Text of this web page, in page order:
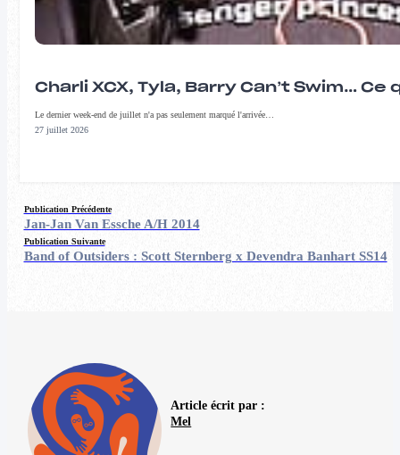
Charli XCX, Tyla, Barry Can’t Swim…
Le dernier week-end de juillet n'a pas seulement marqué l'arrivée…
27 juillet 2026
Publication Précédente
Jan-Jan Van Essche A/H 2014
Publication Suivante
Band of Outsiders : Scott Sternberg x Devendra Banhart SS14
Article écrit par :
Mel